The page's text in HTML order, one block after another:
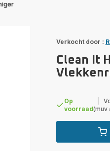
Verkocht door :
Clean It
Op
voorraad(muv